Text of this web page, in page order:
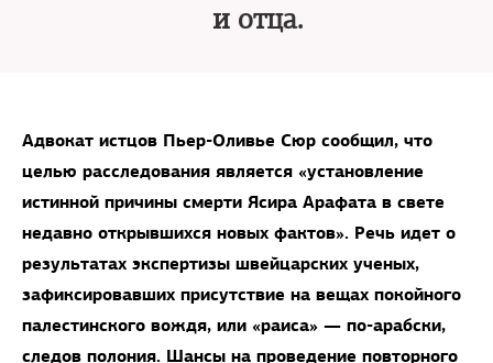
и отца.
Адвокат истцов Пьер-Оливье Сюр сообщил, что
целью расследования является «установление
истинной причины смерти Ясира Арафата в свете
недавно открывшихся новых фактов». Речь идет о
результатах экспертизы швейцарских ученых,
зафиксировавших присутствие на вещах покойного
палестинского вождя, или «раиса» — по-арабски,
следов полония. Шансы на проведение повторного